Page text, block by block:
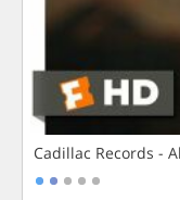
Cadillac Records -